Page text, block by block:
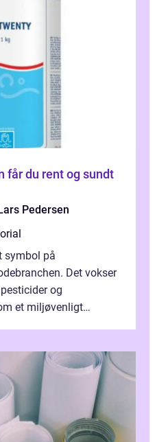
får du rent og sundt
Pedersen
symbol på
Det vokser
og
et miljøvenligt